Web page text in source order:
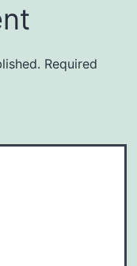
Required